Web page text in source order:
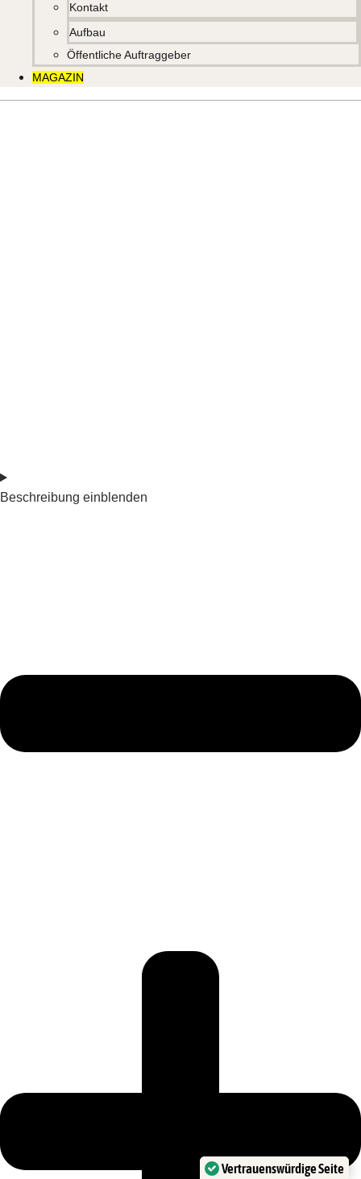
Kontakt
Aufbau
Öffentliche Auftraggeber
MAGAZIN
Beschreibung einblenden
Vertrauenswürdige Seite